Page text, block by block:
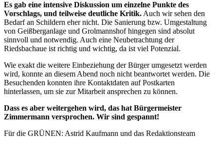
Es gab eine intensive Diskussion um einzelne Punkte des
Vorschlags, und teilweise deutliche Kritik. Auch wir sehen den
Bedarf an Schildern eher nicht. Die Sanierung bzw. Umgestaltung
von Geißberganlage und Grolmannshof hingegen sind absolut
sinnvoll und notwendig. Auch eine Neubetrachtung der
Riedsbachaue ist richtig und wichtig, da ist viel Potenzial.
Wie exakt die weitere Einbeziehung der Bürger umgesetzt werden
wird, konnte an diesem Abend noch nicht beantwortet werden. Die
Besuchenden konnten ihre Kontaktdaten auf Postkarten
hinterlassen, um sie zur Mitarbeit ansprechen zu können.
Dass es aber weitergehen wird, das hat Bürgermeister
Zimmermann versprochen. Wir sind gespannt!
Für die GRÜNEN: Astrid Kaufmann und das Redaktionsteam